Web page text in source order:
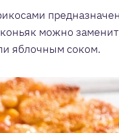
коньяк можно
яблочным соком.